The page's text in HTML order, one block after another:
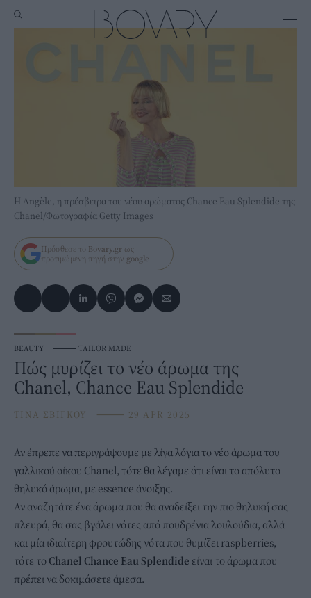
Η Angèle, η πρέσβειρα του νέου αρώματος Chance Eau Splendide της
Chanel/Φωτογραφία Getty Images
Πρόσθεσε το Bovary.gr ως
προτιμώμενη πηγή στην google
BEAUTY ⸻ TAILOR MADE
Πώς μυρίζει το νέο άρωμα της
Chanel, Chance Eau Splendide
ΤΙΝΑ ΣΒΙΓΚΟΥ ⸻ 29 APR 2025
Αν έπρεπε να περιγράψουμε με λίγα λόγια το νέο άρωμα του
γαλλικού οίκου Chanel, τότε θα λέγαμε ότι είναι το απόλυτο
θηλυκό άρωμα, με essence άνοιξης.
Αν αναζητάτε ένα άρωμα που θα αναδείξει την πιο θηλυκή σας
πλευρά, θα σας βγάλει νότες από πουδρένια λουλούδια, αλλά
και μία ιδιαίτερη φρουτώδης νότα που θυμίζει raspberries,
τότε το Chanel Chance Eau Splendide είναι το άρωμα που
πρέπει να δοκιμάσετε άμεσα.